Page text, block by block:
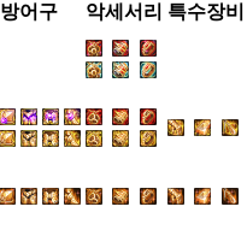
방어구 악세서리 특수장비